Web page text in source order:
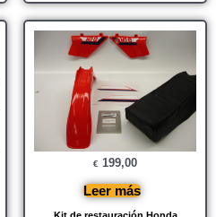
€ 199,00
Leer más